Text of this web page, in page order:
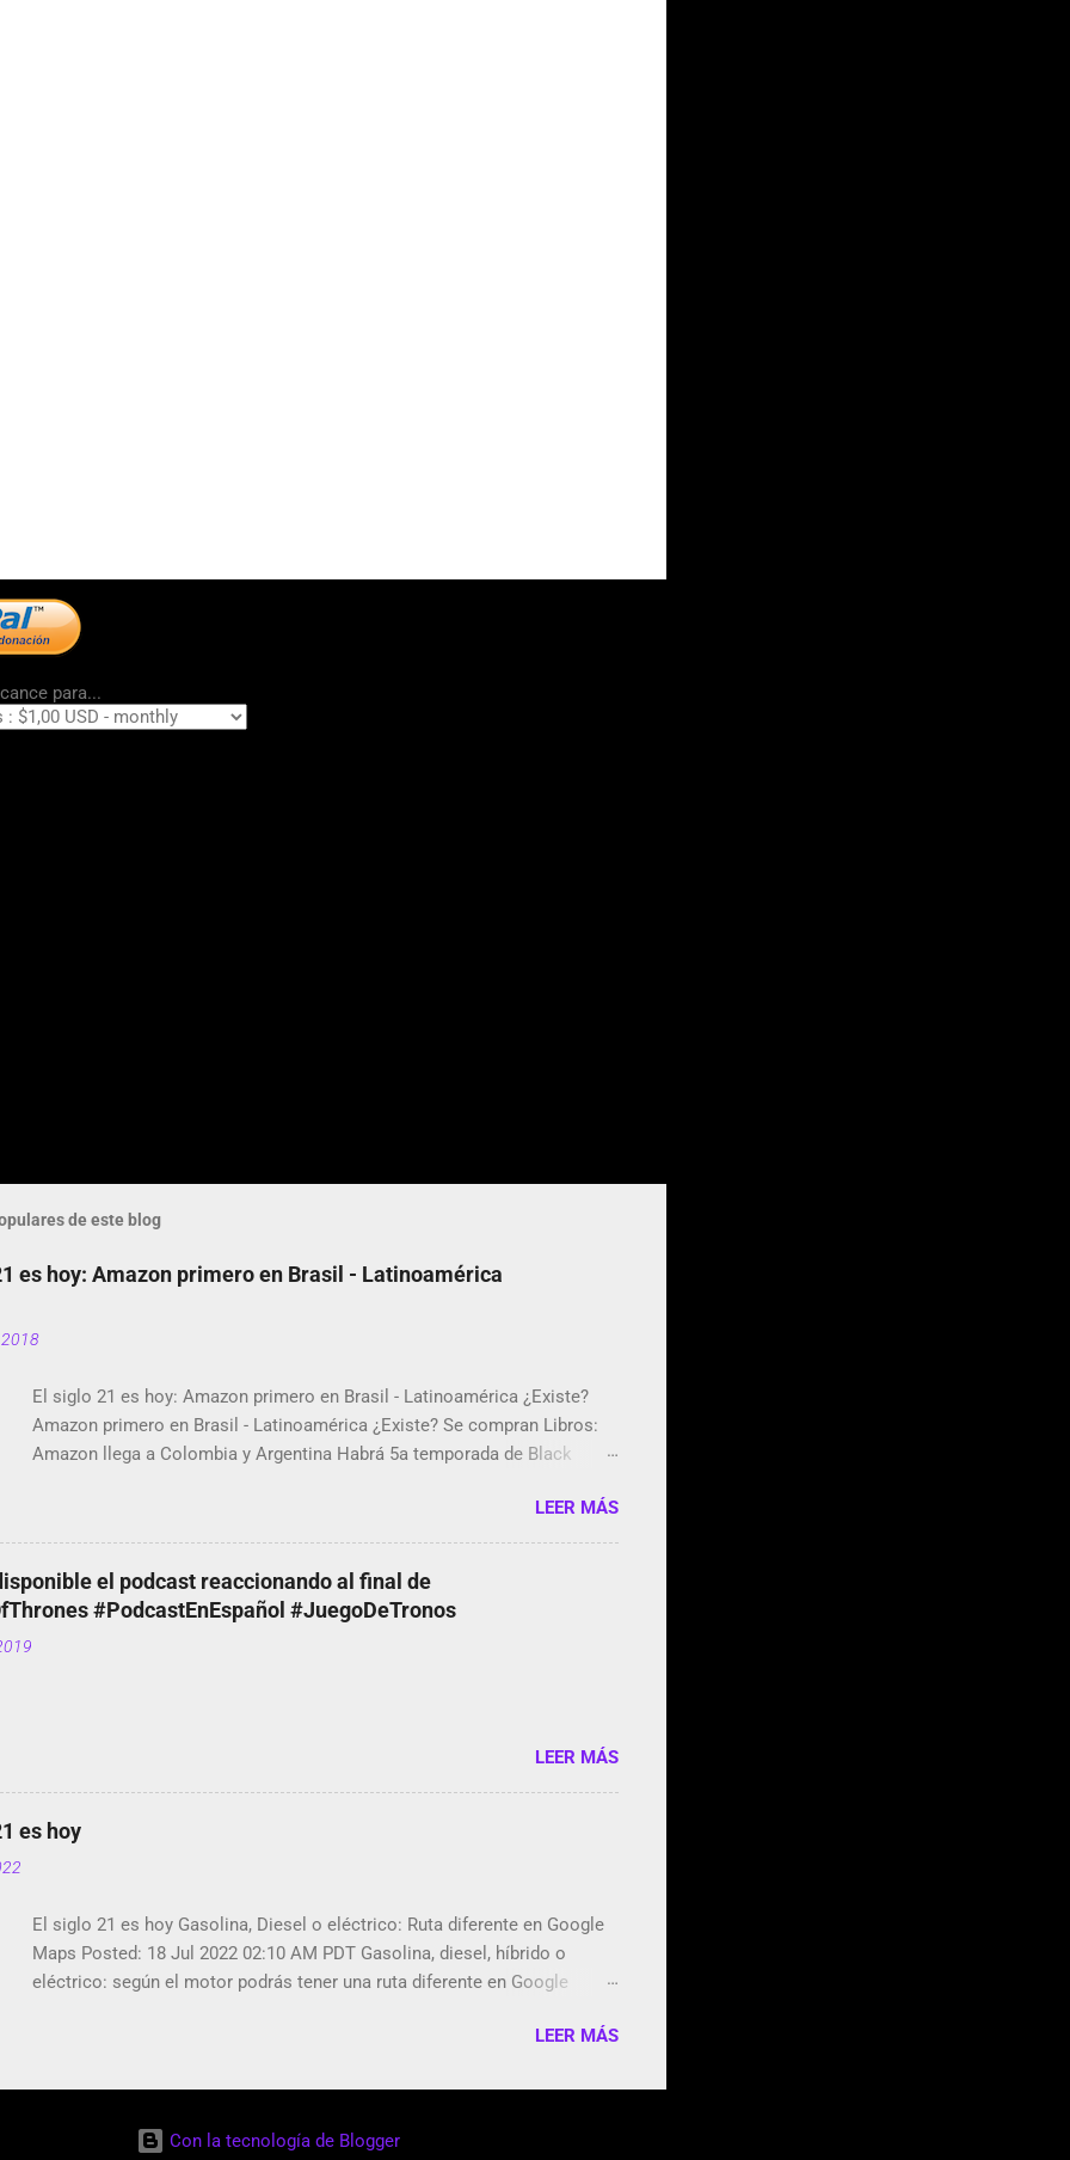
para...
de este blog
es hoy: Amazon primero en Brasil - Latinoamérica
El siglo 21 es hoy: Amazon primero en Brasil - Latinoamérica ¿Existe?
Amazon primero en Brasil - Latinoamérica ¿Existe? Se compran Libros:
Amazon llega a Colombia y Argentina Habrá 5a temporada de Black
May y el copyright en Instagram Música y vídeo selfies en la red social
Riddley Scott saca a Kevin Spacey de su película Francisco regaña a los
que usan el smartphone en sus misas La serie de la Tierra Media GoBee -
StartUp de bicicletas de alquiler Stop Motion en Instagram Vodafone: me
siento tumbado. Amazon Music: Chingo yo, chingas tu...
LEER MÁS
el podcast reaccionando al final de
#PodcastEnEspañol #JuegoDeTronos
LEER MÁS
es hoy
El siglo 21 es hoy Gasolina, Diesel o eléctrico: Ruta diferente en Google
Maps Posted: 18 Jul 2022 02:10 AM PDT Gasolina, diesel, híbrido o
eléctrico: según el motor podrás tener una ruta diferente en Google
sentidos uno de esos sentidos es lo que hacen los desarrolladores de
crecimiento de Google Maps con lo que informamos los usuarios
reseñas del lugares indicaciones p...
LEER MÁS
Con la tecnología de Blogger